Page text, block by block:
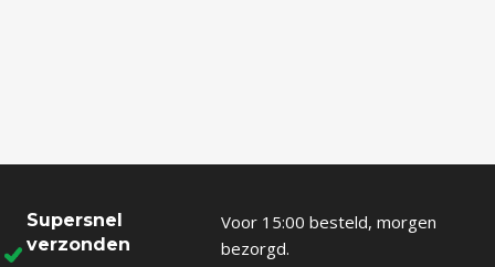
Supersnel
verzonden
Voor 15:00 besteld, morgen
bezorgd.